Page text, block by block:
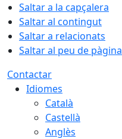
Saltar a la capçalera
Saltar al contingut
Saltar a relacionats
Saltar al peu de pàgina
Contactar
Idiomes
Català
Castellà
Anglès